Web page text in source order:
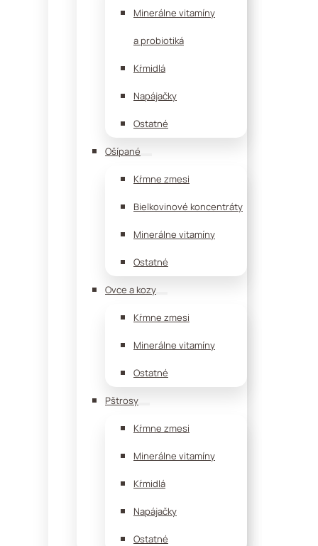
Minerálne vitamíny
a probiotiká
Kŕmidlá
Napájačky
Ostatné
Ošípané
Kŕmne zmesi
Bielkovinové koncentráty
Minerálne vitamíny
Ostatné
Ovce a kozy
Kŕmne zmesi
Minerálne vitamíny
Ostatné
Pštrosy
Kŕmne zmesi
Minerálne vitamíny
Kŕmidlá
Napájačky
Ostatné